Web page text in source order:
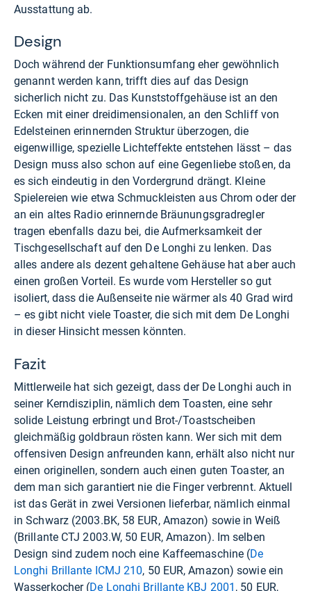
Ausstattung ab.
Design
Doch während der Funktionsumfang eher gewöhnlich
genannt werden kann, trifft dies auf das Design
sicherlich nicht zu. Das Kunststoffgehäuse ist an den
Ecken mit einer dreidimensionalen, an den Schliff von
Edelsteinen erinnernden Struktur überzogen, die
eigenwillige, spezielle Lichteffekte entstehen lässt – das
Design muss also schon auf eine Gegenliebe stoßen, da
es sich eindeutig in den Vordergrund drängt. Kleine
Spielereien wie etwa Schmuckleisten aus Chrom oder der
an ein altes Radio erinnernde Bräunungsgradregler
tragen ebenfalls dazu bei, die Aufmerksamkeit der
Tischgesellschaft auf den De Longhi zu lenken. Das
alles andere als dezent gehaltene Gehäuse hat aber auch
einen großen Vorteil. Es wurde vom Hersteller so gut
isoliert, dass die Außenseite nie wärmer als 40 Grad wird
– es gibt nicht viele Toaster, die sich mit dem De Longhi
in dieser Hinsicht messen könnten.
Fazit
Mittlerweile hat sich gezeigt, dass der De Longhi auch in
seiner Kerndisziplin, nämlich dem Toasten, eine sehr
solide Leistung erbringt und Brot-/Toastscheiben
gleichmäßig goldbraun rösten kann. Wer sich mit dem
offensiven Design anfreunden kann, erhält also nicht nur
einen originellen, sondern auch einen guten Toaster, an
dem man sich garantiert nie die Finger verbrennt. Aktuell
ist das Gerät in zwei Versionen lieferbar, nämlich einmal
in Schwarz (2003.BK, 58 EUR, Amazon) sowie in Weiß
(Brillante CTJ 2003.W, 50 EUR, Amazon). Im selben
Design sind zudem noch eine Kaffeemaschine (De
Longhi Brillante ICMJ 210, 50 EUR,Amazon) sowie ein
Wasserkocher (De Longhi Brillante KBJ 2001 , 50 EUR,